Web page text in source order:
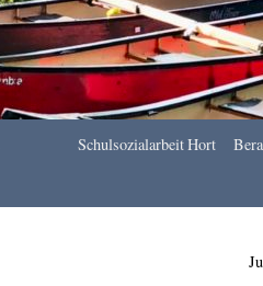
SchulsozialarbeitHort